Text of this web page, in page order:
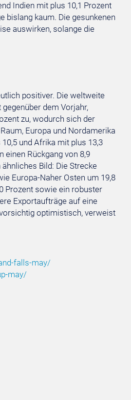
Indien mit plus 10,1 Prozent
bislang kaum. Die gesunkenen
auswirken, solange die
positiver. Die weltweite
dem Vorjahr,
zu, wodurch sich der
Europa und Nordamerika
und Afrika mit plus 13,3
einen Rückgang von 8,9
Bild: Die Strecke
Europa-Naher Osten um 19,8
Prozent sowie ein robuster
Exportaufträge auf eine
optimistisch, verweist
falls-may/
may/